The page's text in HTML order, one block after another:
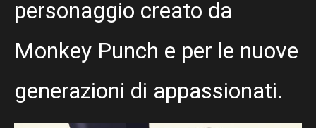
personaggio creato da
Monkey Punch e per le nuove
generazioni di appassionati.